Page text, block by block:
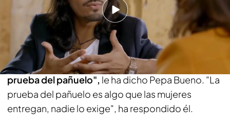
fuerte carácter.
"Ella siempre ha luchado para que
nosotros tuvieramos una dedicación. Siempre ha
sido más dura que mi padre", ha confesado el
bailaor.
"Me sorprende ese matriarcado del que
hablas en una cultura que todavía practica la
prueba del pañuelo", le ha dicho Pepa Bueno. "La
prueba del pañuelo es algo que las mujeres
entregan, nadie lo exige", ha respondido él.